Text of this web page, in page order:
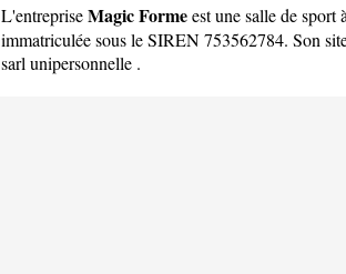
L'entrepriseMagic Formeest unesalle de sport
immatriculée sous le SIREN 753562784. Son
sarl unipersonnelle .